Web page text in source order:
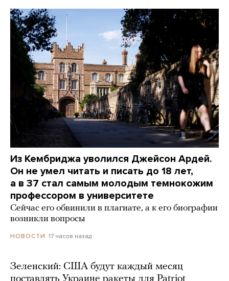
Из Кембриджа уволился Джейсон Ардей.
Он не умел читать и писать до 18 лет,
а в 37 стал самым молодым темнокожим
профессором в университете
Сейчас его обвинили в плагиате, а к его биографии
возникли вопросы
НОВОСТИ 17 часов назад
Зеленский: США будут каждый месяц